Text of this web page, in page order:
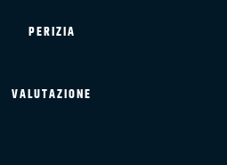
PERIZIA
VALUTAZIONE